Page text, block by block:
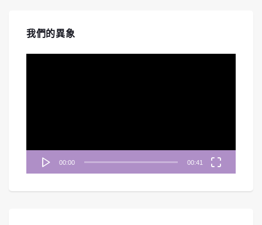
我們的異象
00:00 00:41